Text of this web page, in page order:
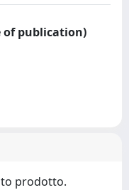
of publication)
prodotto.